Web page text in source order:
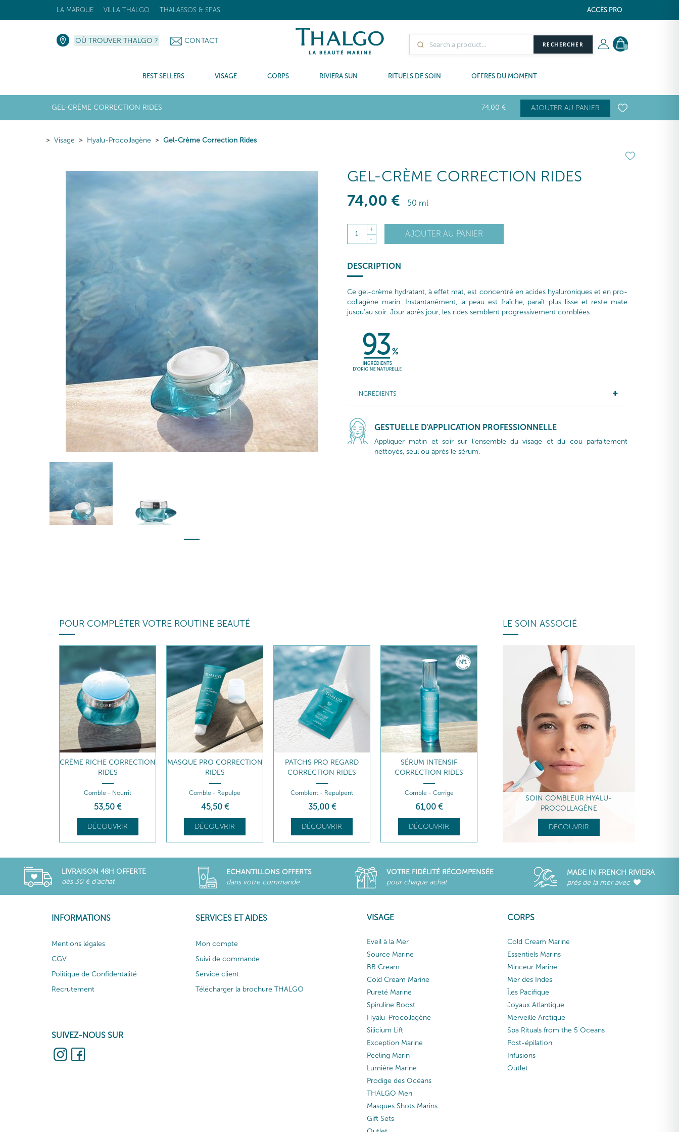
ACCÈS PRO
LA MARQUE VILLA THALGO THALASSOS & SPAS
RECHERCHER 0
OÙ TROUVER THALGO ? CONTACT
BEST SELLERS VISAGE CORPS RIVIERA SUN RITUELS DE SOIN OFFRES DU MOMENT
GEL-CRÈME CORRECTION RIDES 74,00 € AJOUTER AU PANIER
Visage Hyalu-Procollagène Gel-Crème Correction Rides
GEL-CRÈME CORRECTION RIDES
74,00 € 50 ml
1
+
-
AJOUTER AU PANIER
DESCRIPTION
Ce gel-crème hydratant, à effet mat, est concentré en acides hyaluroniques et en pro-
collagène marin. Instantanément, la peau est fraîche, paraît plus lisse et reste mate
jusqu’au soir. Jour après jour, les rides semblent progressivement comblées.
INGRÉDIENTS
GESTUELLE D'APPLICATION PROFESSIONNELLE
Appliquer matin et soir sur l’ensemble du visage et du cou parfaitement
nettoyés, seul ou après le sérum.
POUR COMPLÉTER VOTRE ROUTINE BEAUTÉ
CRÈME RICHE CORRECTION
RIDES
Comble - Nourrit
53,50 €
DÉCOUVRIR
MASQUE PRO CORRECTION
RIDES
Comble - Repulpe
45,50 €
DÉCOUVRIR
PATCHS PRO REGARD
CORRECTION RIDES
Comblent - Repulpent
35,00 €
DÉCOUVRIR
SÉRUM INTENSIF
CORRECTION RIDES
Comble - Corrige
61,00 €
DÉCOUVRIR
LE SOIN ASSOCIÉ
SOIN COMBLEUR HYALU-
PROCOLLAGÈNE
DÉCOUVRIR
LIVRAISON 48H OFFERTE
dès 30 € d'achat
ECHANTILLONS OFFERTS
dans votre commande
VOTRE FIDÉLITÉ RÉCOMPENSÉE
pour chaque achat
MADE IN FRENCH RIVIERA
près de la mer avec
INFORMATIONS
Mentions légales
CGV
Politique de Confidentalité
Recrutement
SUIVEZ-NOUS SUR
SERVICES ET AIDES
Mon compte
Suivi de commande
Service client
Télécharger la brochure THALGO
VISAGE
Eveil à la Mer
Source Marine
BB Cream
Cold Cream Marine
Pureté Marine
Spiruline Boost
Hyalu-Procollagène
Silicium Lift
Exception Marine
Peeling Marin
Lumière Marine
Prodige des Océans
THALGO Men
Masques Shots Marins
Gift Sets
CORPS
Cold Cream Marine
Essentiels Marins
Minceur Marine
Mer des Indes
Îles Pacifique
Joyaux Atlantique
Merveille Arctique
Spa Rituals from the 5 Oceans
Post-épilation
Infusions
Outlet